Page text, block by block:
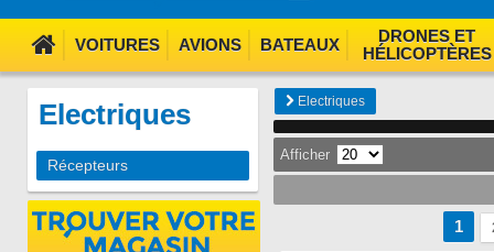
VOITURES AVIONS BATEAUX
DRONES ET
HÉLICOPTÈRES
Electriques
Récepteurs
Electriques
Afficher
1